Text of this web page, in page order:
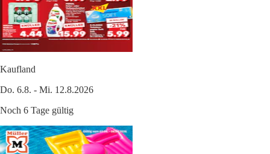
Kaufland
Do. 6.8. - Mi. 12.8.2026
Noch 6 Tage gültig